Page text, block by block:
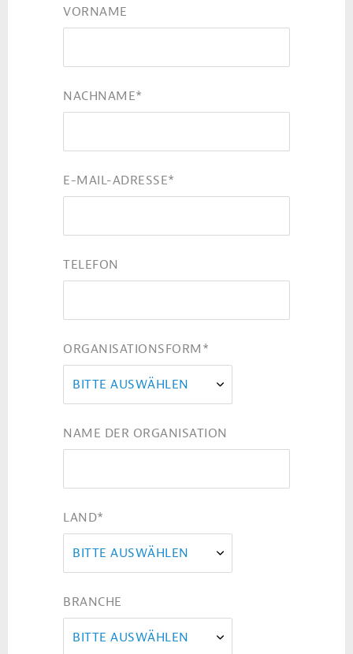
VORNAME
NACHNAME*
E-MAIL-ADRESSE*
TELEFON
ORGANISATIONSFORM *
BITTE AUSWÄHLEN
NAME DER ORGANISATION
LAND*
BITTE AUSWÄHLEN
BRANCHE
BITTE AUSWÄHLEN